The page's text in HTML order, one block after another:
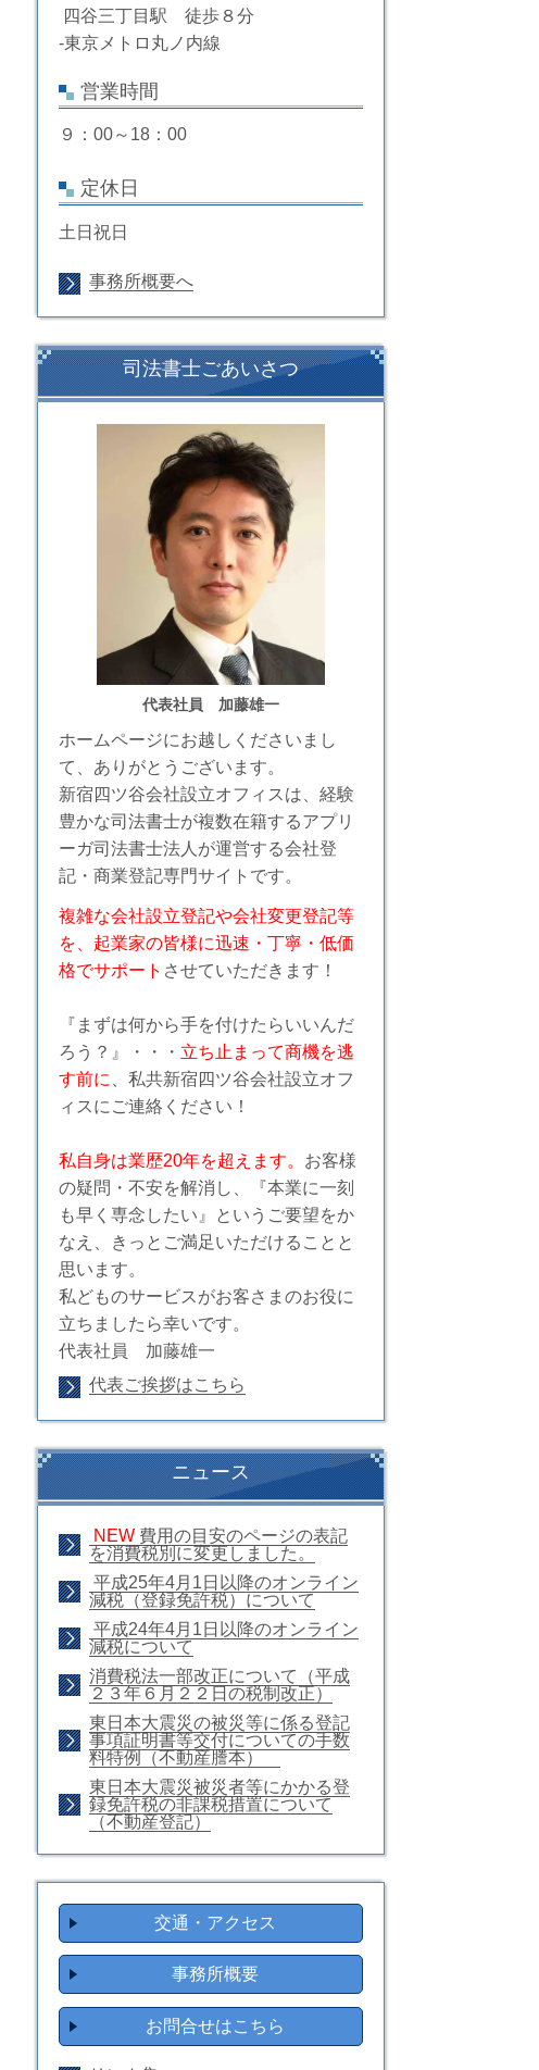
四谷三丁目駅 徒歩８分
-東京メトロ丸ノ内線
営業時間
９：00～18：00
定休日
土日祝日
事務所概要へ
司法書士ごあいさつ
代表社員 加藤雄一
ホームページにお越しくださいまし
て、ありがとうございます。
新宿四ツ谷会社設立オフィスは、経験
豊かな司法書士が複数在籍するアプリ
ーガ司法書士法人が運営する会社登
記・商業登記専門サイトです。
複雑な会社設立登記や会社変更登記等
を、 起業家の皆様に迅速・丁寧・低価
格でサポート させていただきます！
『まずは何から手を付けたらいいんだ
ろう？』・・・ 立ち止まって商機を逃
す前に
、私共新宿四ツ谷会社設立オフ
ィスにご連絡ください！
私自身は業歴20年を超えます。 お客様
の疑問・不安を解消し、『本業に一刻
も早く専念したい』というご要望をか
なえ、きっとご満足いただけることと
思います。
私どものサービスがお客さまのお役に
立ちましたら幸いです。
代表社員 加藤雄一
代表ご挨拶はこちら
ニュース
NEW 費用の目安のページの表記
を消費税別に変更しました。
平成25年4月1日以降のオンライン
減税（登録免許税）について
平成24年4月1日以降のオンライン
減税について
消費税法一部改正について（平成
２３年６月２２日の税制改正）
東日本大震災の被災等に係る登記
事項証明書等交付についての手数
料特例（不動産謄本）
東日本大震災被災者等にかかる登
録免許税の非課税措置について
（不動産登記）
交通・アクセス
事務所概要
お問合せはこちら